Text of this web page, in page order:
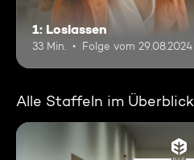
1: Loslassen
33 Min. Folge vom 29.08.2024
Alle Staffeln im Überblick